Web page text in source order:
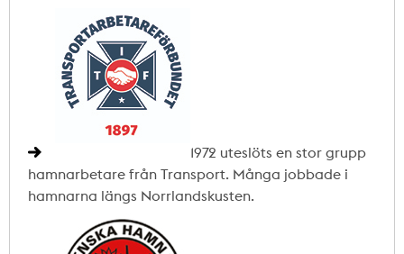
1972 uteslöts en stor grupp
hamnarbetare från Transport. Många jobbade i
hamnarna längs Norrlandskusten.